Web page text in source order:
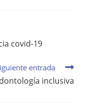
covid-19
entrada
inclusiva